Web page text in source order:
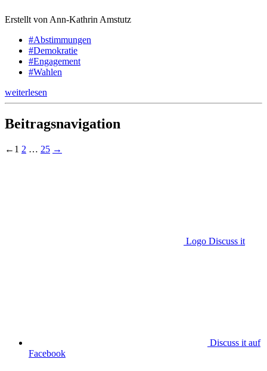
Erstellt von Ann-Kathrin Amstutz
#Abstimmungen
#Demokratie
#Engagement
#Wahlen
weiterlesen
Beitragsnavigation
← 1 2 … 25 →
Logo Discuss it
Discuss it auf
Facebook